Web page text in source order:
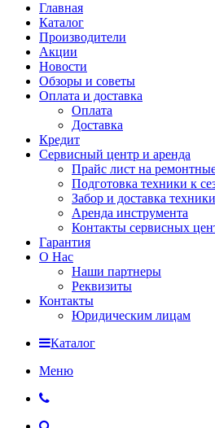
Главная
Каталог
Производители
Акции
Новости
Обзоры и советы
Оплата и доставка
Оплата
Доставка
Кредит
Сервисный центр и аренда
Прайс лист на
Подготовка техники к
Забор и доставка
Аренда инструмента
Контакты сервисных
Гарантия
О Нас
Наши партнеры
Реквизиты
Контакты
Юридическим лицам
Каталог
Меню